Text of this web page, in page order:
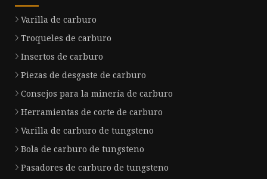
Varilla de carburo
Troqueles de carburo
Insertos de carburo
Piezas de desgaste de carburo
Consejos para la minería de carburo
Herramientas de corte de carburo
Varilla de carburo de tungsteno
Bola de carburo de tungsteno
Pasadores de carburo de tungsteno